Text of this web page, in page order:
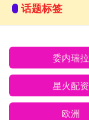
话题标签
委内瑞拉
星火配资
欧洲